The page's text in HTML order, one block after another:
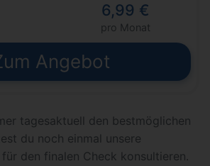
6,99 €
pro Monat
Angebot
tagesaktuell den bestmöglichen
du noch einmal unsere
den finalen Check konsultieren.